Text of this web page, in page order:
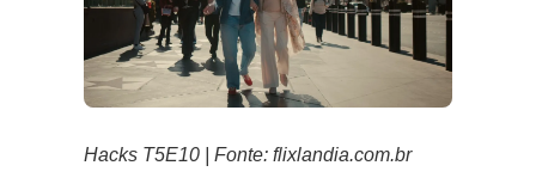
Hacks T5E10 | Fonte: flixlandia.com.br